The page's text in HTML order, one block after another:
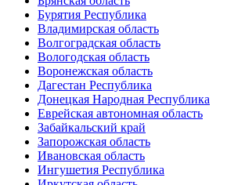
Бурятия Республика
Владимирская область
Волгоградская область
Вологодская область
Воронежская область
Дагестан Республика
Донецкая Народная Республика
Еврейская автономная область
Забайкальский край
Запорожская область
Ивановская область
Ингушетия Республика